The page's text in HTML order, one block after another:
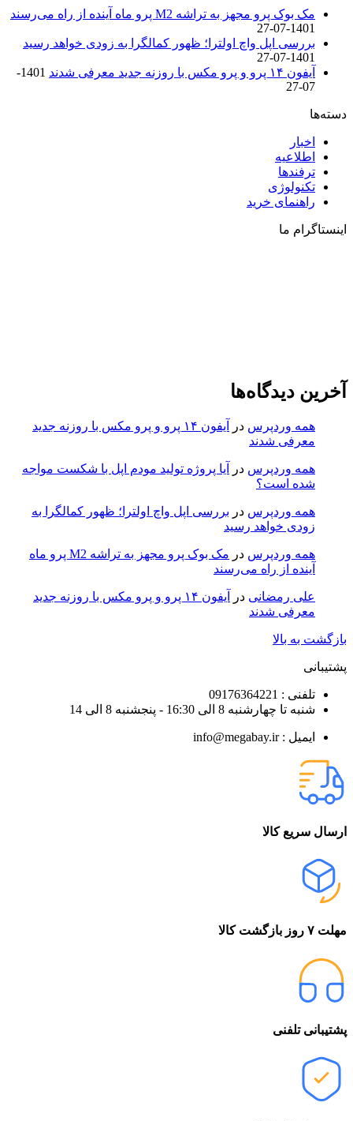
مک بوک پرو مجهز به تراشه M2 پرو ماه آینده از راه می‌رسند
1401-07-27
بررسی اپل واچ اولترا؛ ظهور کمالگرا به زودی خواهد رسید
1401-07-27
آیفون ۱۴ پرو و پرو مکس با روزنه جدید معرفی شدند
1401-
07-27
دسته‌ها
اخبار
اطلاعیه
ترفندها
تکنولوژی
راهنمای خرید
اینستاگرام ما
آخرین دیدگاه‌ها
همه وردپرس در
آیفون ۱۴ پرو و پرو مکس با روزنه جدید
معرفی شدند
همه وردپرس در
آیا پروژه تولید مودم اپل با شکست مواجه
شده است؟
همه وردپرس در بررسی اپل واچ اولترا؛ ظهور کمالگرا به
زودی خواهد رسید
همه وردپرس در
مک بوک پرو مجهز به تراشه M2 پرو ماه
آینده از راه می‌رسند
علی رمضانی در
آیفون ۱۴ پرو و پرو مکس با روزنه جدید
معرفی شدند
بازگشت به بالا
پشتیبانی
تلفنی : 09176364221
شنبه تا چهارشنبه 8 الی 16:30 - پنجشنبه 8 الی 14
ایمیل : info@megabay.ir
ارسال سریع کالا
مهلت ۷ روز بازگشت کالا
پشتیبانی تلفنی